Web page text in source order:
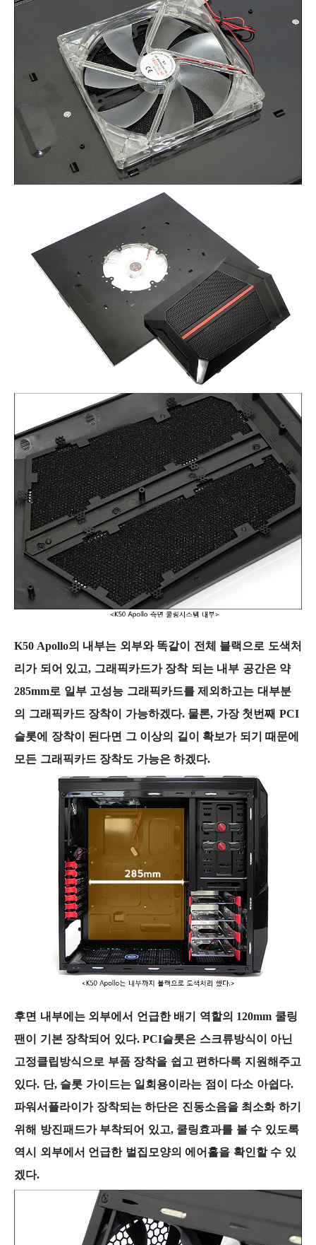
K50 Apollo의 내부는 외부와 똑같이 전체 블랙으로 도색처
리가 되어 있고, 그래픽카드가 장착 되는 내부 공간은 약
285mm로 일부 고성능 그래픽카드를 제외하고는 대부분
의 그래픽카드 장착이 가능하겠다. 물론, 가장 첫번째 PCI
슬롯에 장착이 된다면 그 이상의 길이 확보가 되기 때문에
모든 그래픽카드 장착도 가능은 하겠다.
후면 내부에는 외부에서 언급한 배기 역할의 120mm 쿨링
팬이 기본 장착되어 있다. PCI슬롯은 스크류방식이 아닌
고정클립방식으로 부품 장착을 쉽고 편하다록 지원해주고
있다. 단, 슬롯 가이드는 일회용이라는 점이 다소 아쉽다.
파워서플라이가 장착되는 하단은 진동소음을 최소화 하기
위해 방진패드가 부착되어 있고, 쿨링효과를 볼 수 있도록
역시 외부에서 언급한 벌집모양의 에어홀을 확인할 수 있
겠다.